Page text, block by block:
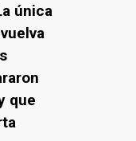
única
que